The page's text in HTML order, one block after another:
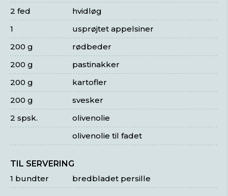
hvidløg
2 fed
usprøjtet appelsiner
1
rødbeder
200 g
pastinakker
200 g
kartofler
200 g
svesker
200 g
olivenolie
2 spsk.
olivenolie til fadet
TIL SERVERING
bredbladet persille
1 bundter